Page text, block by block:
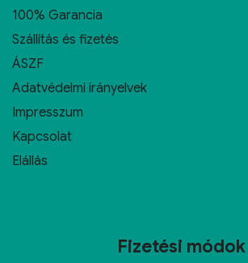
100% Garancia
Szállítás és fizetés
ÁSZF
Adatvédelmi irányelvek
Impresszum
Kapcsolat
Elállás
Fizetési módok